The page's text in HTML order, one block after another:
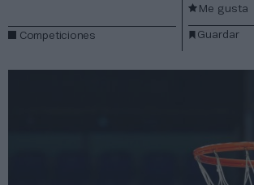
Competiciones Guardar
Me gusta